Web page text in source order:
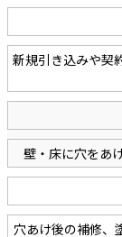
新規引き込みや契
壁・床に穴をあ
穴あけ後の補修、